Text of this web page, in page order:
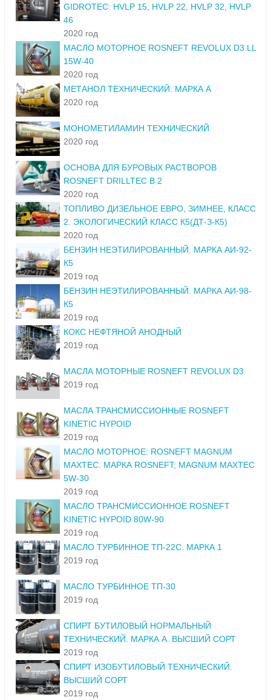
GIDROTEC: HVLP 15, HVLP 22, HVLP 32, HVLP
46
2020 год
МАСЛО МОТОРНОЕ ROSNEFT REVOLUX D3 LL
15W-40
2020 год
МЕТАНОЛ ТЕХНИЧЕСКИЙ. МАРКА А
2020 год
МОНОМЕТИЛАМИН ТЕХНИЧЕСКИЙ
2020 год
ОСНОВА ДЛЯ БУРОВЫХ РАСТВОРОВ
ROSNEFT DRILLTEC B 2
2020 год
ТОПЛИВО ДИЗЕЛЬНОЕ ЕВРО, ЗИМНЕЕ, КЛАСС
2. ЭКОЛОГИЧЕСКИЙ КЛАСС К5(ДТ-З-К5)
2020 год
БЕНЗИН НЕЭТИЛИРОВАННЫЙ. МАРКА АИ-92-
К5
2019 год
БЕНЗИН НЕЭТИЛИРОВАННЫЙ. МАРКА АИ-98-
К5
2019 год
КОКС НЕФТЯНОЙ АНОДНЫЙ
2019 год
МАСЛА МОТОРНЫЕ ROSNEFT REVOLUX D3
2019 год
МАСЛА ТРАНСМИССИОННЫЕ ROSNEFT
KINETIC HYPOID
2019 год
МАСЛО МОТОРНОЕ: ROSNEFT MAGNUM
MAXTEC. МАРКА ROSNEFT; MAGNUM MAXTEC
5W-30
2019 год
МАСЛО ТРАНСМИССИОННОЕ ROSNEFT
KINETIC HYPOID 80W-90
2019 год
МАСЛО ТУРБИННОЕ ТП-22С. МАРКА 1
2019 год
МАСЛО ТУРБИННОЕ ТП-30
2019 год
СПИРТ БУТИЛОВЫЙ НОРМАЛЬНЫЙ
ТЕХНИЧЕСКИЙ. МАРКА А. ВЫСШИЙ СОРТ
2019 год
СПИРТ ИЗОБУТИЛОВЫЙ ТЕХНИЧЕСКИЙ.
ВЫСШИЙ СОРТ
2019 год